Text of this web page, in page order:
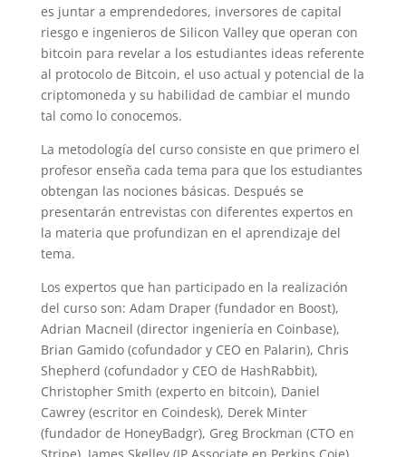
es juntar a emprendedores, inversores de capital
riesgo e ingenieros de Silicon Valley que operan con
bitcoin para revelar a los estudiantes ideas referente
al protocolo de Bitcoin, el uso actual y potencial de la
criptomoneda y su habilidad de cambiar el mundo
tal como lo conocemos.
La metodología del curso consiste en que primero el
profesor enseña cada tema para que los estudiantes
obtengan las nociones básicas. Después se
presentarán entrevistas con diferentes expertos en
la materia que profundizan en el aprendizaje del
tema.
Los expertos que han participado en la realización
del curso son: Adam Draper (fundador en Boost),
Adrian Macneil (director ingeniería en Coinbase),
Brian Gamido (cofundador y CEO en Palarin), Chris
Shepherd (cofundador y CEO de HashRabbit),
Christopher Smith (experto en bitcoin), Daniel
Cawrey (escritor en Coindesk), Derek Minter
(fundador de HoneyBadgr), Greg Brockman (CTO en